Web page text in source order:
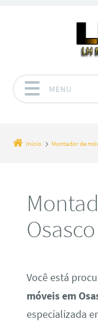
MENU
Início Montador de
Você está
móveis em
especializada